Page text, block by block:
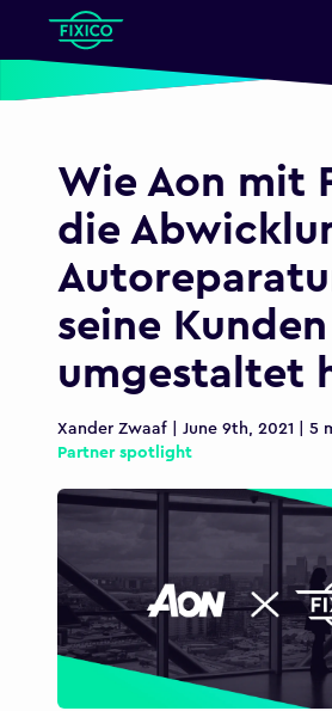
Wie Aon mit
die
seine
umgestaltet
Xander Zwaaf | June 9th, 2021 | 5
Partner spotlight